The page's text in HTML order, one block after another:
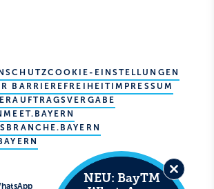
COOKIE-EINSTELLUNGEN
BARRIEREFREIHEIT IMPRESSUM
AUFTRAGSVERGABE
MEET.BAYERN
Close
NEU: BayTM